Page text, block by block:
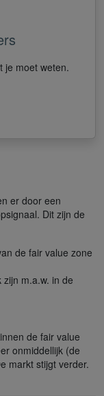
je moet weten.
er door een
Dit zijn de
de fair value zone
m.a.w. in de
de fair value
onmiddellijk (de
markt stijgt verder.